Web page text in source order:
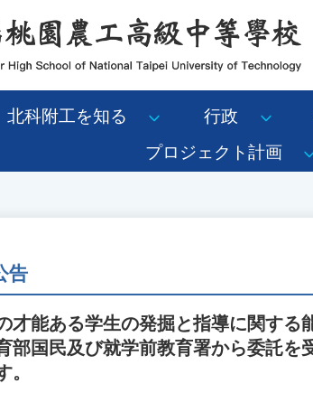
北科附工を知る 行政
プロジェクト計画
告
才能ある学生の発掘と指導に関す
部国民及び就学前教育署から委託を